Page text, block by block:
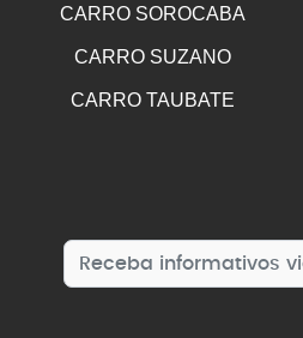
CARRO SOROCABA
CARRO SUZANO
CARRO TAUBATE